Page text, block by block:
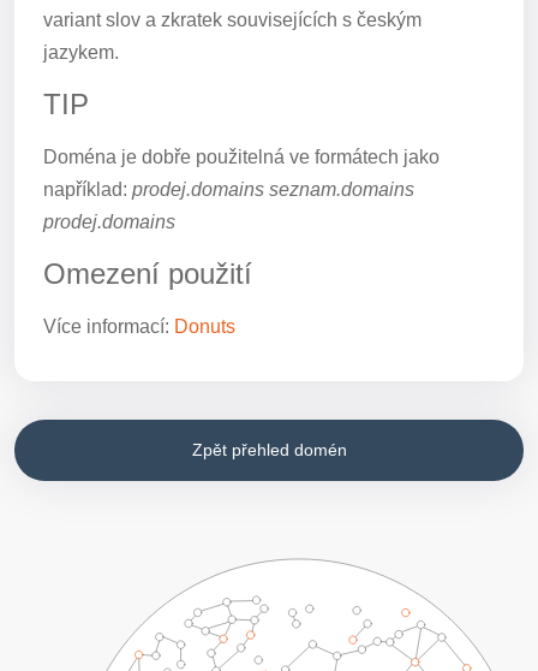
variant slov a zkratek souvisejících s českým
jazykem.
TIP
Doména je dobře použitelná ve formátech jako
například: prodej.domains seznam.domains
prodej.domains
Omezení použití
Více informací: Donuts
Zpět přehled domén